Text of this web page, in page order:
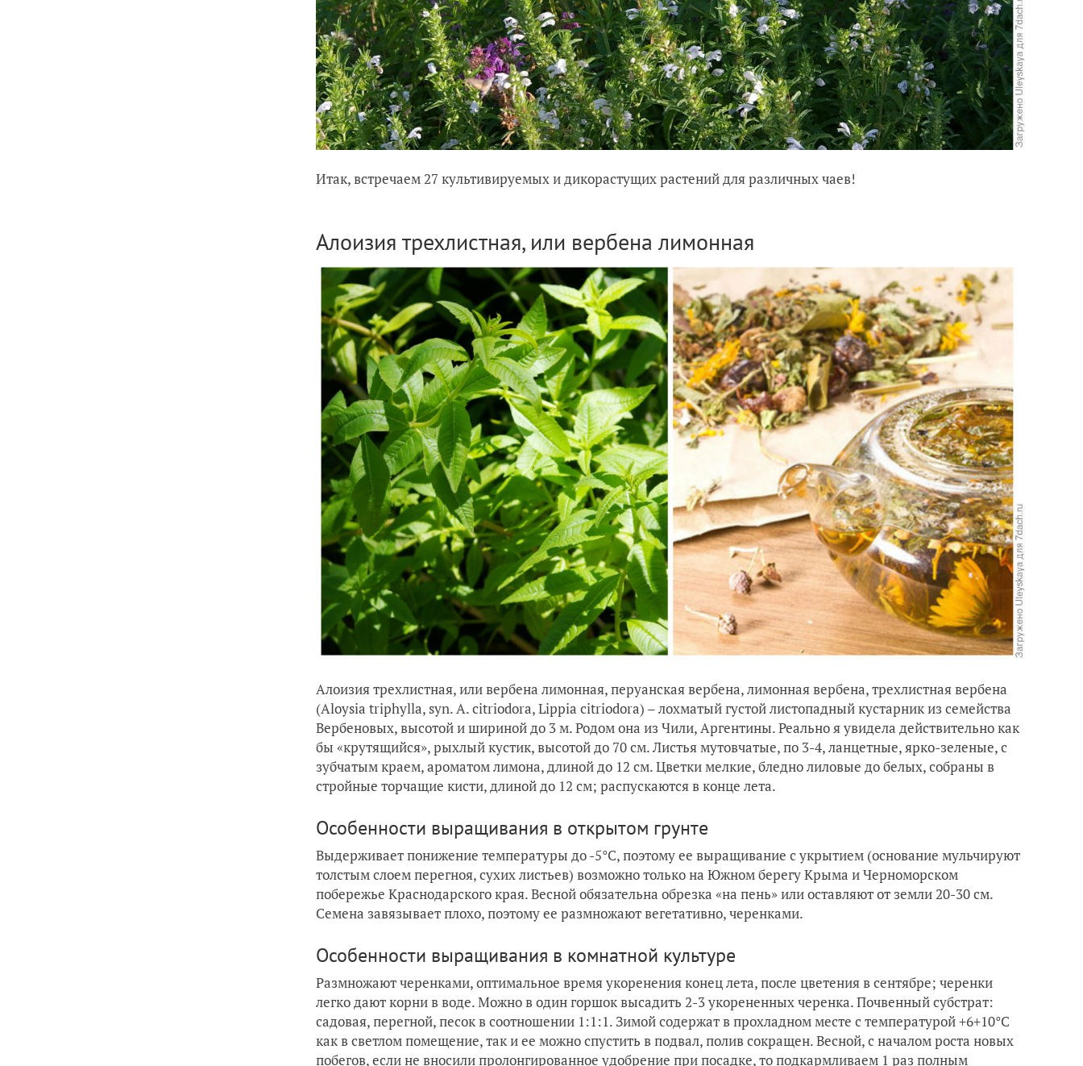
Итак, встречаем 27 культивируемых и дикорастущих растений для различных чаев!
Алоизия трехлистная, или вербена лимонная
Алоизия трехлистная, или вербена лимонная, перуанская вербена, лимонная вербена, трехлистная вербена
(Aloysia triphylla, syn. A. citriodora, Lippia citriodora) – лохматый густой листопадный кустарник из семейства
Вербеновых, высотой и шириной до 3 м. Родом она из Чили, Аргентины. Реально я увидела действительно как
бы «крутящийся», рыхлый кустик, высотой до 70 см. Листья мутовчатые, по 3-4, ланцетные, ярко-зеленые, с
зубчатым краем, ароматом лимона, длиной до 12 см. Цветки мелкие, бледно лиловые до белых, собраны в
стройные торчащие кисти, длиной до 12 см; распускаются в конце лета.
Особенности выращивания в открытом грунте
Выдерживает понижение температуры до -5°С, поэтому ее выращивание с укрытием (основание мульчируют
толстым слоем перегноя, сухих листьев) возможно только на Южном берегу Крыма и Черноморском
побережье Краснодарского края. Весной обязательна обрезка «на пень» или оставляют от земли 20-30 см.
Семена завязывает плохо, поэтому ее размножают вегетативно, черенками.
Особенности выращивания в комнатной культуре
Размножают черенками, оптимальное время укоренения конец лета, после цветения в сентябре; черенки
легко дают корни в воде. Можно в один горшок высадить 2-3 укорененных черенка. Почвенный субстрат:
садовая, перегной, песок в соотношении 1:1:1. Зимой содержат в прохладном месте с температурой +6+10°С
как в светлом помещение, так и ее можно спустить в подвал, полив сокращен. Весной, с началом роста новых
побегов, если не вносили пролонгированное удобрение при посадке, то подкармливаем 1 раз полным